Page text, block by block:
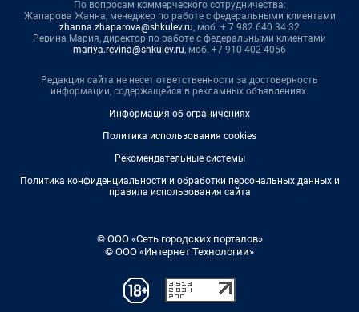
По вопросам коммерческого сотрудничества:
Жапарова Жанна, менеджер по работе с федеральными клиентами
zhanna.zhaparova@shkulev.ru, моб. + 7 982 640 34 32
Ревина Мария, директор по работе с федеральными клиентами
mariya.revina@shkulev.ru, моб. +7 910 402 4056
Редакция сайта не несет ответственности за достоверность
информации, содержащейся в рекламных объявлениях.
Информация об ограничениях
Политика использования cookies
Рекомендательные системы
Политика конфиденциальности и обработки персональных данных и
правила использования сайта
© ООО «Сеть городских порталов»
© ООО «Интернет Технологии»